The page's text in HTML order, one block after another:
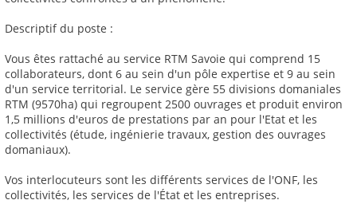
Descriptif du poste :
Vous êtes rattaché au service RTM Savoie qui comprend 15
collaborateurs, dont 6 au sein d'un pôle expertise et 9 au sein
d'un service territorial. Le service gère 55 divisions domaniales
RTM (9570ha) qui regroupent 2500 ouvrages et produit environ
1,5 millions d'euros de prestations par an pour l'Etat et les
collectivités (étude, ingénierie travaux, gestion des ouvrages
domaniaux).
Vos interlocuteurs sont les différents services de l'ONF, les
collectivités, les services de l'État et les entreprises.